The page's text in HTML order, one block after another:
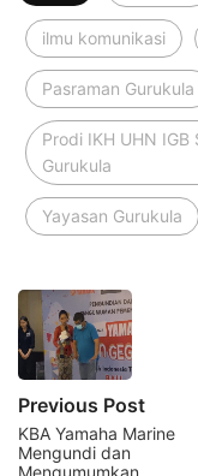
ilmu komunikasi
Pasraman Gurukula
Prodi IKH UHN
Gurukula
Yayasan Gurukula
Previous Post
KBA Yamaha Marine
Mengundi dan